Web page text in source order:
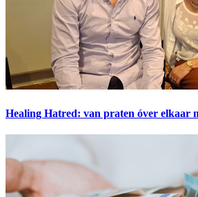
Healing Hatred: van praten óver elkaar